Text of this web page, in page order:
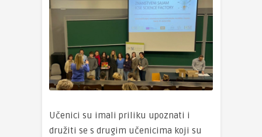
Učenici su imali priliku upoznati i
družiti se s drugim učenicima koji su